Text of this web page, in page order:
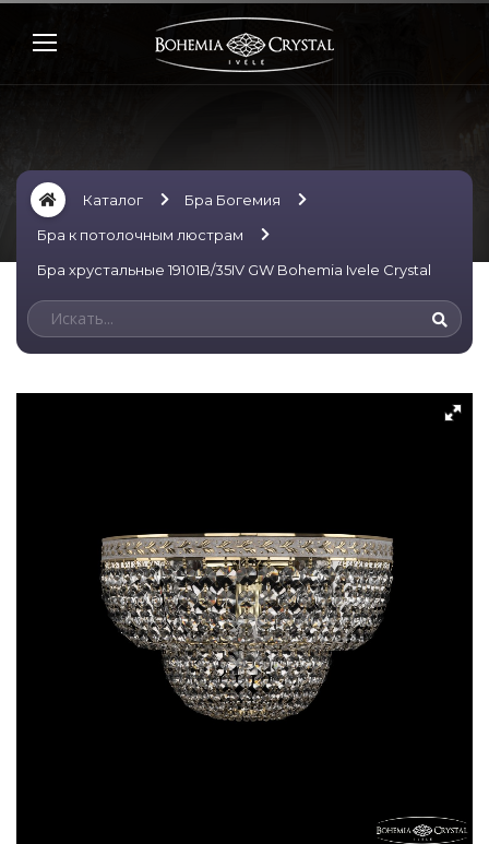
Каталог
Бра Богемия
Бра к потолочным люстрам
Бра хрустальные 19101B/35IV GW Bohemia Ivele Crystal